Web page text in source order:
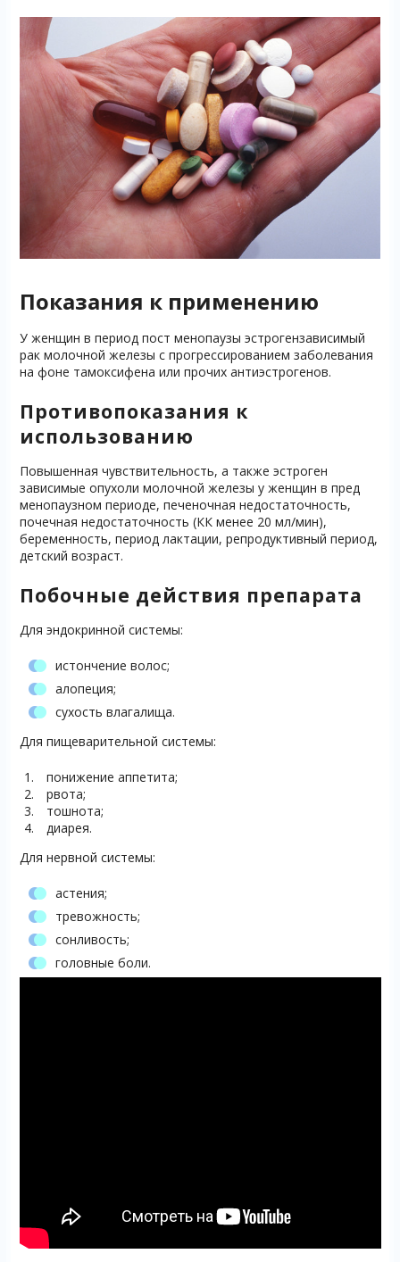
Показания к применению
У женщин в период пост менопаузы эстрогензависимый
рак молочной железы с прогрессированием заболевания
на фоне тамоксифена или прочих антиэстрогенов.
Противопоказания к
использованию
Повышенная чувствительность, а также эстроген
зависимые опухоли молочной железы у женщин в пред
менопаузном периоде, печеночная недостаточность,
почечная недостаточность (КК менее 20 мл/мин),
беременность, период лактации, репродуктивный период,
детский возраст.
Побочные действия препарата
Для эндокринной системы:
истончение волос;
алопеция;
сухость влагалища.
Для пищеварительной системы:
понижение аппетита;
рвота;
тошнота;
диарея.
Для нервной системы:
астения;
тревожность;
сонливость;
головные боли.